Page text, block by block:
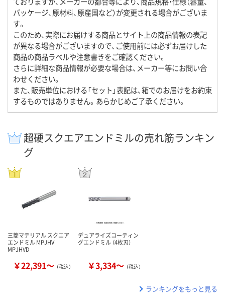
パッケージ、原材料、原産国など）が変更される場合がございま
す。
このため、実際にお届けする商品とサイト上の商品情報の表記
が異なる場合がございますので、ご使用前には必ずお届けした
商品の商品ラベルや注意書きをご確認ください。
さらに詳細な商品情報が必要な場合は、メーカー等にお問い合
わせください。
また、販売単位における「セット」表記は、箱でのお届けをお約束
するものではありません。あらかじめご了承ください。
超硬スクエアエンドミルの売れ筋ランキン
グ
三菱マテリアル スクエア
エンドミル MPJHV
MPJHVD
￥22,391～ （税込）
デュアライズコーティン
グエンドミル （4枚刃）
￥3,334～ （税込）
ランキングをもっと見る